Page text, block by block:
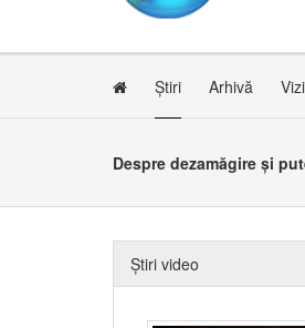
Știri Arhivă
Despre dezamăgire și
Știri video